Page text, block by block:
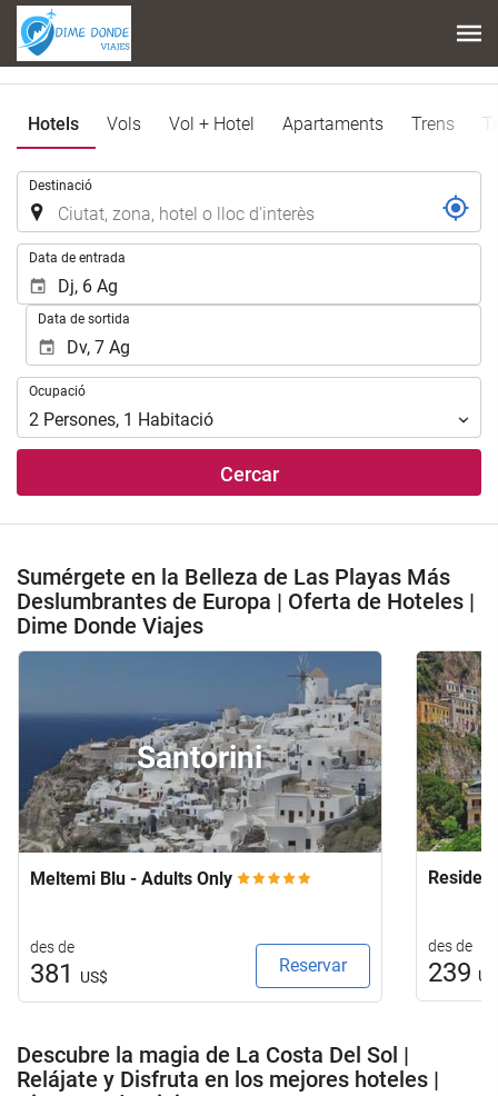
Hotels Vols Vol + Hotel Apartaments Trens
Destinació
Data de entrada
Data de sortida
Ocupació
Ocupació
2 Persones, 1 Habitació
Cercar
Sumérgete en la Belleza de Las Playas Más
Deslumbrantes de Europa | Oferta de Hoteles |
Dime Donde Viajes
Santorini
Meltemi Blu - Adults Only
des de
381 US$
Reservar
des de
239
Descubre la magia de La Costa Del Sol |
Relájate y Disfruta en los mejores hoteles |